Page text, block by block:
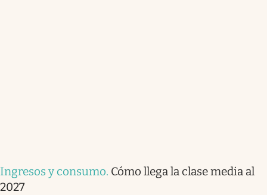
Ingresos y consumo. Cómo llega la clase media al
2027